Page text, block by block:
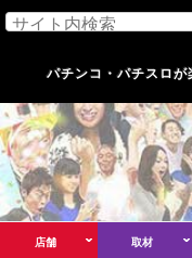
パチンコ・パチスロ
店舗 取材